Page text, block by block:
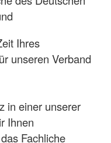
Ihres
unseren Verband
in einer unserer
Ihnen
Fachliche